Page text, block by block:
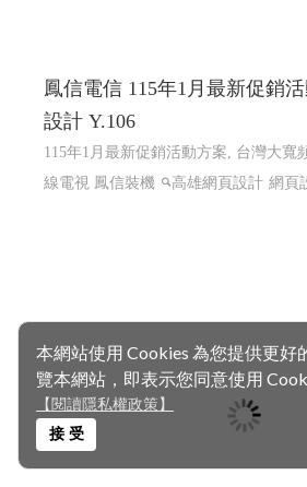
本網站使用 Cookies 為您提供更好
覽本網站，即表示您同意使用
【閱讀隱私權政策】
接 受
鳳信電信 115年1月最新促銷
設計 Y.106
115年1月最新促銷活動方案, 台灣大寬
線電視 鳳信裝機
高雄網頁設計 網頁